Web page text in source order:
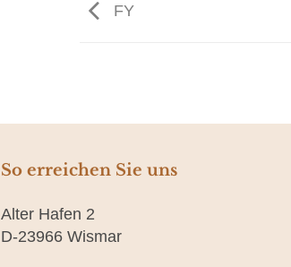
FY
So erreichen Sie uns
Alter Hafen 2
D-23966 Wismar